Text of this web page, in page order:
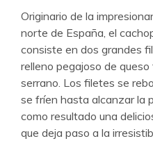
Originario de la
norte de España, el
consiste en dos grandes
relleno pegajoso de
serrano. Los filetes se
se fríen hasta alcanzar la
como resultado una
que deja paso a la